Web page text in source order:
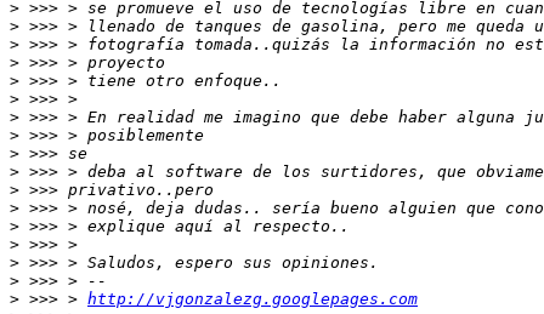
>
>
>
>
>
>
>
>
>
>
>
>
>
>
>
>
> >>> > http://vjgonzalezg.googlepages.com